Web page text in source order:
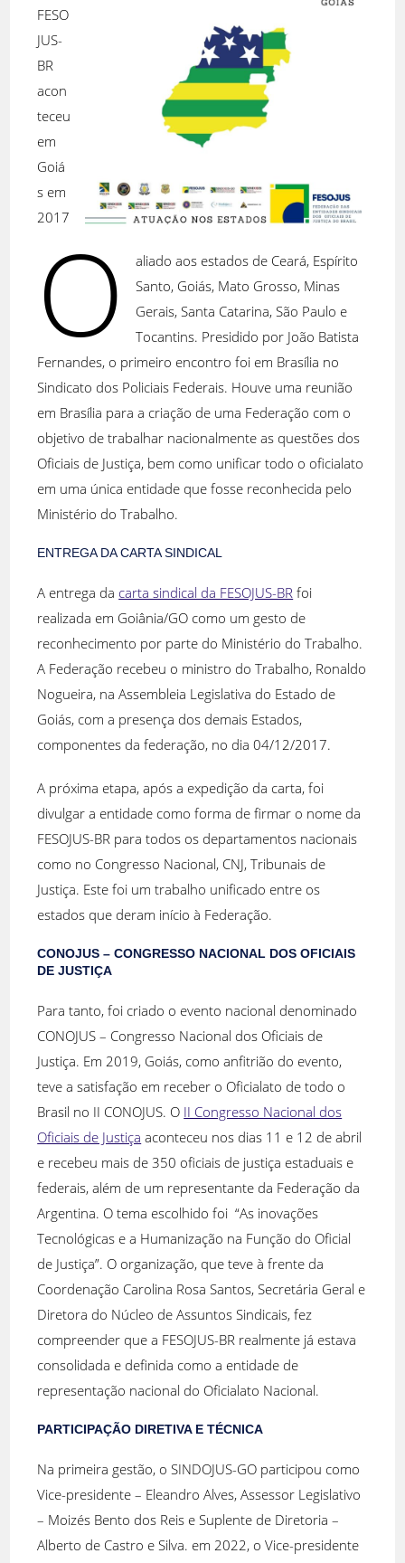
O
FESO
JUS-
BR
acon
teceu
em
Goiá
s em
2017
aliado aos estados de Ceará, Espírito
Santo, Goiás, Mato Grosso, Minas
Gerais, Santa Catarina, São Paulo e
Tocantins. Presidido por João Batista
Fernandes, o primeiro encontro foi em Brasília no
Sindicato dos Policiais Federais. Houve uma reunião
em Brasília para a criação de uma Federação com o
objetivo de trabalhar nacionalmente as questões dos
Oficiais de Justiça, bem como unificar todo o oficialato
em uma única entidade que fosse reconhecida pelo
Ministério do Trabalho.
ENTREGA DA CARTA SINDICAL
A entrega da carta sindical da FESOJUS-BR foi
realizada em Goiânia/GO como um gesto de
reconhecimento por parte do Ministério do Trabalho.
A Federação recebeu o ministro do Trabalho, Ronaldo
Nogueira, na Assembleia Legislativa do Estado de
Goiás, com a presença dos demais Estados,
componentes da federação, no dia 04/12/2017.
A próxima etapa, após a expedição da carta, foi
divulgar a entidade como forma de firmar o nome da
FESOJUS-BR para todos os departamentos nacionais
como no Congresso Nacional, CNJ, Tribunais de
Justiça. Este foi um trabalho unificado entre os
estados que deram início à Federação.
CONOJUS – CONGRESSO NACIONAL DOS OFICIAIS
DE JUSTIÇA
Para tanto, foi criado o evento nacional denominado
CONOJUS – Congresso Nacional dos Oficiais de
Justiça. Em 2019, Goiás, como anfitrião do evento,
teve a satisfação em receber o Oficialato de todo o
Brasil no II CONOJUS. O II Congresso Nacional dos
Oficiais de Justiça aconteceu nos dias 11 e 12 de abril
e recebeu mais de 350 oficiais de justiça estaduais e
federais, além de um representante da Federação da
Argentina. O tema escolhido foi “As inovações
Tecnológicas e a Humanização na Função do Oficial
de Justiça”. O organização, que teve à frente da
Coordenação Carolina Rosa Santos, Secretária Geral e
Diretora do Núcleo de Assuntos Sindicais, fez
compreender que a FESOJUS-BR realmente já estava
consolidada e definida como a entidade de
representação nacional do Oficialato Nacional.
PARTICIPAÇÃO DIRETIVA E TÉCNICA
Na primeira gestão, o SINDOJUS-GO participou como
Vice-presidente – Eleandro Alves, Assessor Legislativo
– Moizés Bento dos Reis e Suplente de Diretoria –
Alberto de Castro e Silva. em 2022, o Vice-presidente